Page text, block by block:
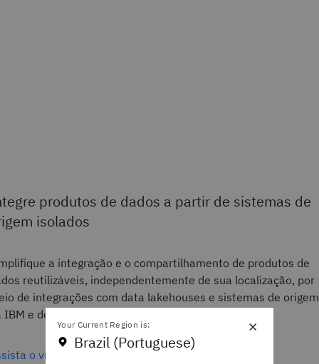
produtos de dados a partir de sistemas de
isolados
a integração e o compartilhamento de produtos de
reutilizáveis, independentemente de sua localização, por
de integrações com data lakehouses e sistemas de origem
IBM e de terceiros.
o vídeo (0:41)
×
Your Current Region is:
Brazil (Portuguese)